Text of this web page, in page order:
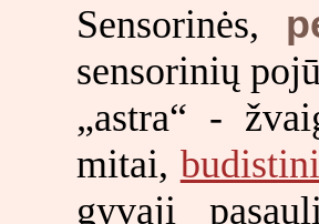
Sensorinės,
sensorinių
„astra“ -
mitai,
gyvąjį